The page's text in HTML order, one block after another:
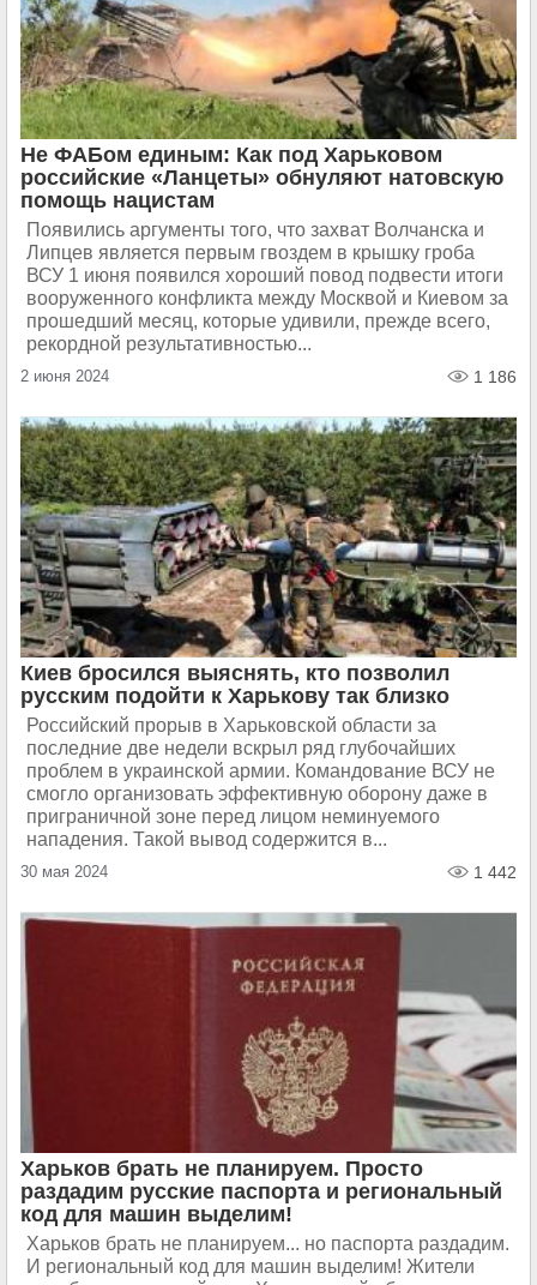
Не ФАБом единым: Как под Харьковом
российские «Ланцеты» обнуляют натовскую
помощь нацистам
Появились аргументы того, что захват Волчанска и
Липцев является первым гвоздем в крышку гроба
ВСУ 1 июня появился хороший повод подвести итоги
вооруженного конфликта между Москвой и Киевом за
прошедший месяц, которые удивили, прежде всего,
рекордной результативностью...
2 июня 2024 1 186
Киев бросился выяснять, кто позволил
русским подойти к Харькову так близко
Российский прорыв в Харьковской области за
последние две недели вскрыл ряд глубочайших
проблем в украинской армии. Командование ВСУ не
смогло организовать эффективную оборону даже в
приграничной зоне перед лицом неминуемого
нападения. Такой вывод содержится в...
30 мая 2024 1 442
Харьков брать не планируем. Просто
раздадим русские паспорта и региональный
код для машин выделим!
Харьков брать не планируем... но паспорта раздадим.
И региональный код для машин выделим! Жители